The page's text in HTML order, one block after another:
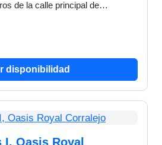
de la calle principal de
disponibilidad
I, Oasis Royal